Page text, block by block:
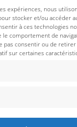
expériences, nous
stocker et/ou accéder
à ces technologies
comportement de
pas consentir ou de
sur certaines
: